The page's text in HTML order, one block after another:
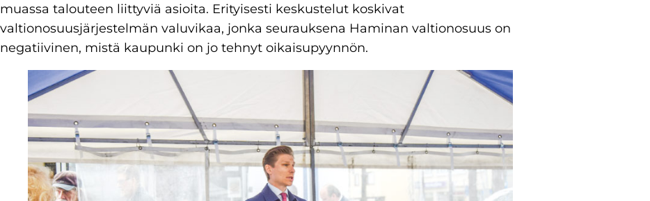
muassa talouteen liittyviä asioita. Erityisesti keskustelut koskivat
valtionosuusjärjestelmän valuvikaa, jonka seurauksena Haminan valtionosuus on
negatiivinen, mistä kaupunki on jo tehnyt oikaisupyynnön.